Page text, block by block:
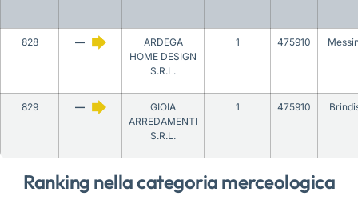
Ranking nella categoria merceologica
828 —
ARDEGA
HOME DESIGN
S.R.L.
1 475910
829 —
GIOIA
ARREDAMENTI
S.R.L.
1 475910